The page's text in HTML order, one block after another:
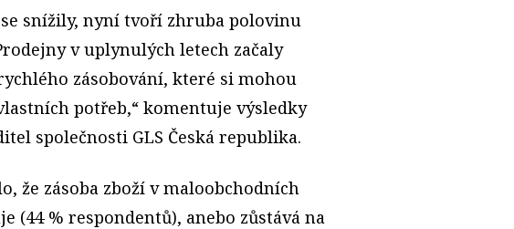
se snížily, nyní tvoří zhruba polovinu
v uplynulých letech začaly
zásobování, které si mohou
potřeb,“ komentuje výsledky
společnosti GLS Česká republika.
že zásoba zboží v maloobchodních
(44 % respondentů), anebo zůstává na